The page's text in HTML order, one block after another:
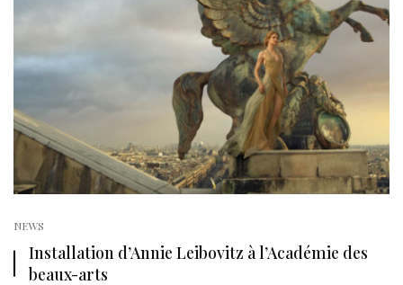
NEWS
Installation d’Annie Leibovitz à l’Académie des
beaux-arts